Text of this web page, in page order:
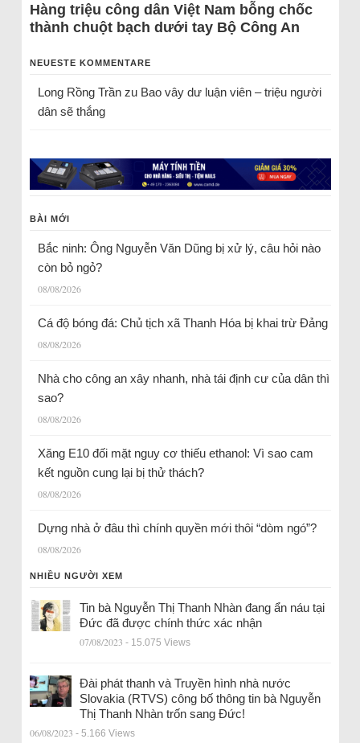
Hàng triệu công dân Việt Nam bỗng chốc
thành chuột bạch dưới tay Bộ Công An
NEUESTE KOMMENTARE
Long Rồng Trầnzu Bao vây dư luận viên – triệu người
dân sẽ thắng
BÀI MỚI
Bắc ninh: Ông Nguyễn Văn Dũng bị xử lý, câu hỏi nào
còn bỏ ngỏ?
08/08/2026
Cá độ bóng đá: Chủ tịch xã Thanh Hóa bị khai trừ Đảng
08/08/2026
Nhà cho công an xây nhanh, nhà tái định cư của dân thì
sao?
08/08/2026
Xăng E10 đối mặt nguy cơ thiếu ethanol: Vì sao cam
kết nguồn cung lại bị thử thách?
08/08/2026
Dựng nhà ở đâu thì chính quyền mới thôi “dòm ngó”?
08/08/2026
NHIỀU NGƯỜI XEM
Tin bà Nguyễn Thị Thanh Nhàn đang ẩn náu tại
Đức đã được chính thức xác nhận
07/08/2023 - 15.075 Views
Đài phát thanh và Truyền hình nhà nước
Slovakia (RTVS) công bố thông tin bà Nguyễn
Thị Thanh Nhàn trốn sang Đức!
06/08/2023 - 5.166 Views